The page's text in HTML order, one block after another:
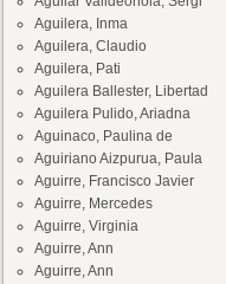
Aguilera, Inma
Aguilera, Claudio
Aguilera, Pati
Aguilera Ballester, Libertad
Aguilera Pulido, Ariadna
Aguinaco, Paulina de
Aguiriano Aizpurua, Paula
Aguirre, Francisco Javier
Aguirre, Mercedes
Aguirre, Virginia
Aguirre, Ann
Aguirre, Ann